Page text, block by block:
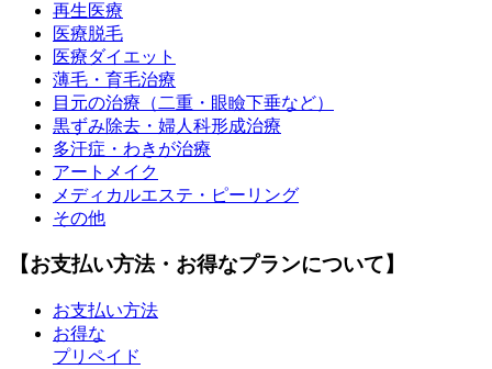
再生医療
医療脱毛
医療ダイエット
薄毛・育毛治療
目元の治療（二重・眼瞼下垂など）
黒ずみ除去・婦人科形成治療
多汗症・わきが治療
アートメイク
メディカルエステ・ピーリング
その他
【お支払い方法・お得なプランについて】
お支払い方法
お得な
プリペイド